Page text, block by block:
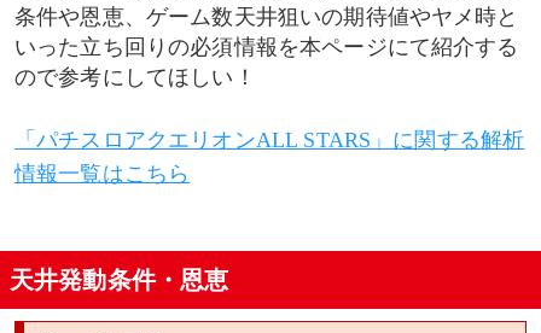
ヤメ時
条件や恩恵、ゲーム数天井狙いの期待値やヤメ時と
いった立ち回りの必須情報を本ページにて紹介する
ので参考にしてほしい！
「パチスロアクエリオンALL STARS」に関する解析
情報一覧はこちら
天井発動条件・恩恵